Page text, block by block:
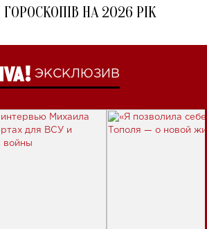
НА 2026 РІК
ЭКСКЛЮЗИВ